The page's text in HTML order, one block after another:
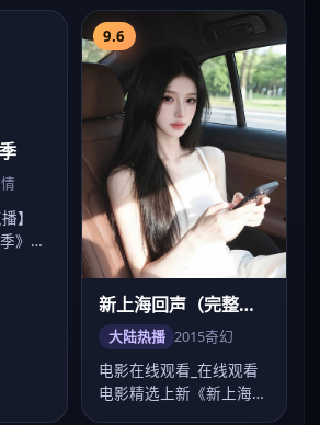
2010年洛阳动作…
9.6
新上海回声（完整
版）
大陆热播 2015奇幻
电影在线观看_在线观看
电影精选上新《新上海回